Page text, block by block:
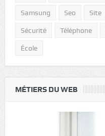
Samsung Seo Site
Sécurité Téléphone
École
MÉTIERS DU WEB